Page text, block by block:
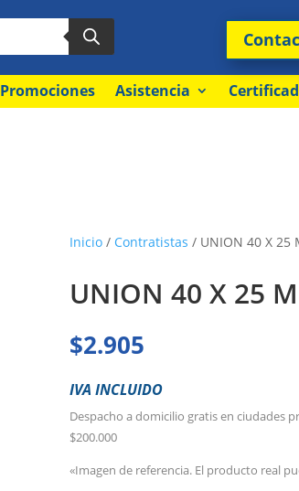
Promociones Asistencia
Inicio/ Contratistas / UNION 40 X 25
UNION 40 X 25
$2.905
IVA INCLUIDO
Despacho a domicilio gratis en ciudades
$200.000
«Imagen de referencia. El producto real